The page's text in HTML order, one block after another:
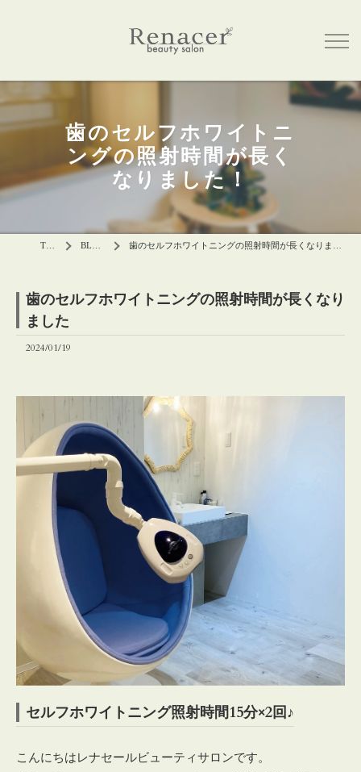
歯のセルフホワイトニ
ングの照射時間が長く
なりました！
BLOG 歯のセルフホワイトニングの照射時間が長くなりました
歯のセルフホワイトニングの照射時間が長くなり
ました
2024/01/19
セルフホワイトニング照射時間15分×2回♪
こんにちはレナセールビューティサロンです。